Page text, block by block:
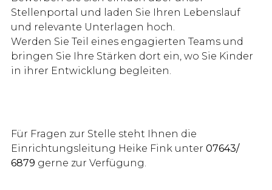
Stellenportal und laden Sie Ihren Lebenslauf
und relevante Unterlagen hoch.
Werden Sie Teil eines engagierten Teams und
bringen Sie Ihre Stärken dort ein, wo Sie Kinder
in ihrer Entwicklung begleiten.
Für Fragen zur Stelle steht Ihnen die
Einrichtungsleitung Heike Fink unter 07643/
6879 gerne zur Verfügung.